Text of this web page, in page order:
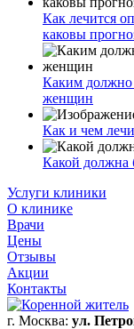
Как лечится
каковы
Каким должно
женщин
Как и чем
Какой должна
Услуги клиники
О клинике
Врачи
Цены
Отзывы
Акции
Контакты
г. Москва: ул.